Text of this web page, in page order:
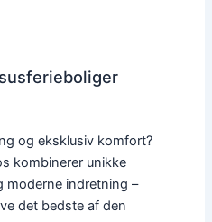
og eksklusiv komfort?
kombinerer unikke
moderne indretning –
det bedste af den